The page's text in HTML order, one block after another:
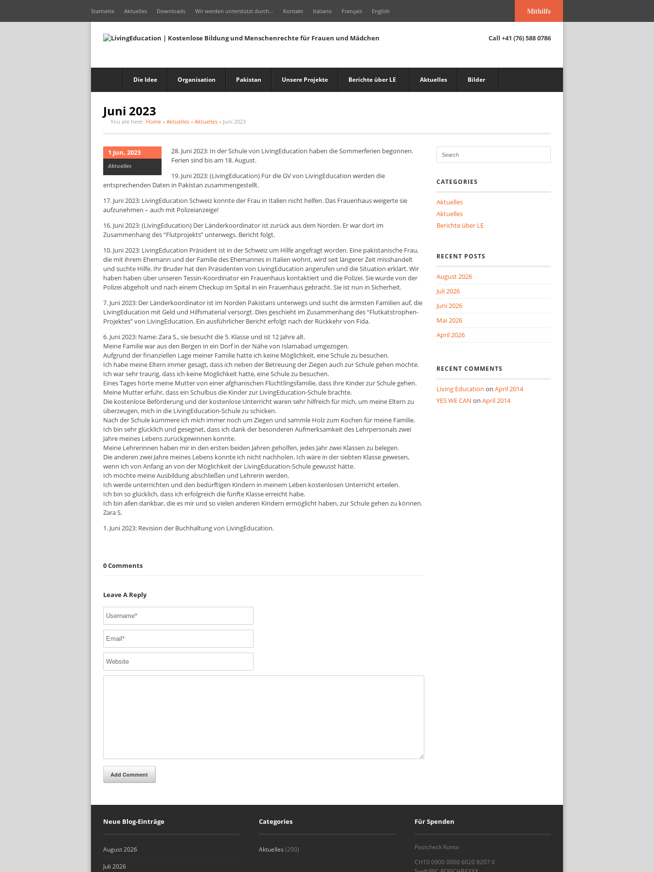
Mithilfe
Startseite Aktuelles Downloads Wir werden unterstützt durch… Kontakt Italiano Français English
Call +41 (76) 588 0786
Die Idee Organisation Pakistan Unsere Projekte Berichte über LE Aktuelles Bilder
Juni 2023
You are here: Home » Aktuelles » Aktuelles » Juni 2023
1 Jun, 2023
Aktuelles
28. Juni 2023: In der Schule von LivingEducation haben die Sommerferien begonnen.
Ferien sind bis am 18. August.
19. Juni 2023: (LivingEducation) Für die GV von LivingEducation werden die
entsprechenden Daten in Pakistan zusammengestellt.
17. Juni 2023: LivingEducation Schweiz konnte der Frau in Italien nicht helfen. Das Frauenhaus weigerte sie
aufzunehmen – auch mit Polizeianzeige!
16. Juni 2023: (LivingEducation) Der Länderkoordinator ist zurück aus dem Norden. Er war dort im
Zusammenhang des “Flutprojekts” unterwegs. Bericht folgt.
10. Juni 2023: LivingEducation Präsident ist in der Schweiz um Hilfe angefragt worden. Eine pakistanische Frau,
die mit ihrem Ehemann und der Familie des Ehemannes in Italien wohnt, wird seit längerer Zeit misshandelt
und suchte Hilfe. Ihr Bruder hat den Präsidenten von LivingEducation angerufen und die Situation erklärt. Wir
haben haben über unseren Tessin-Koordinator ein Frauenhaus kontaktiert und die Polizei. Sie wurde von der
Polizei abgeholt und nach einem Checkup im Spital in ein Frauenhaus gebracht. Sie ist nun in Sicherheit.
7. Juni 2023: Der Länderkoordinator ist im Norden Pakistans unterwegs und sucht die ärmsten Familien auf, die
LivingEducation mit Geld und Hilfsmaterial versorgt. Dies geschieht im Zusammenhang des “Flutkatstrophen-
Projektes” von LivingEducation. Ein ausführlicher Bericht erfolgt nach der Rückkehr von Fida.
6. Juni 2023: Name: Zara S., sie besucht die 5. Klasse und ist 12 Jahre alt.
Meine Familie war aus den Bergen in ein Dorf in der Nähe von Islamabad umgezogen.
Aufgrund der finanziellen Lage meiner Familie hatte ich keine Möglichkeit, eine Schule zu besuchen.
Ich habe meine Eltern immer gesagt, dass ich neben der Betreuung der Ziegen auch zur Schule gehen möchte.
Ich war sehr traurig, dass ich keine Möglichkeit hatte, eine Schule zu besuchen.
Eines Tages hörte meine Mutter von einer afghanischen Flüchtlingsfamilie, dass ihre Kinder zur Schule gehen.
Meine Mutter erfuhr, dass ein Schulbus die Kinder zur LivingEducation-Schule brachte.
Die kostenlose Beförderung und der kostenlose Unterricht waren sehr hilfreich für mich, um meine Eltern zu
überzeugen, mich in die LivingEducation-Schule zu schicken.
Nach der Schule kümmere ich mich immer noch um Ziegen und sammle Holz zum Kochen für meine Familie.
Ich bin sehr glücklich und gesegnet, dass ich dank der besonderen Aufmerksamkeit des Lehrpersonals zwei
Jahre meines Lebens zurückgewinnen konnte.
Meine Lehrerinnen haben mir in den ersten beiden Jahren geholfen, jedes Jahr zwei Klassen zu belegen.
Die anderen zwei Jahre meines Lebens konnte ich nicht nachholen. Ich wäre in der siebten Klasse gewesen,
wenn ich von Anfang an von der Möglichkeit der LivingEducation-Schule gewusst hätte.
Ich möchte meine Ausbildung abschließen und Lehrerin werden.
Ich werde unterrichten und den bedürftigen Kindern in meinem Leben kostenlosen Unterricht erteilen.
Ich bin so glücklich, dass ich erfolgreich die fünfte Klasse erreicht habe.
Ich bin allen dankbar, die es mir und so vielen anderen Kindern ermöglicht haben, zur Schule gehen zu können.
Zara S.
1. Juni 2023: Revision der Buchhaltung von LivingEducation.
0 Comments
Leave A Reply
Add Comment
CATEGORIES
Aktuelles
Aktuelles
Berichte über LE
RECENT POSTS
August 2026
Juli 2026
Juni 2026
Mai 2026
April 2026
RECENT COMMENTS
Living Education on April 2014
YES WE CAN on April 2014
Neue Blog-Einträge
August 2026
Juli 2026
Categories
Aktuelles (200)
Für Spenden
Postcheck Konto
CH10 0900 0000 6020 8207 0